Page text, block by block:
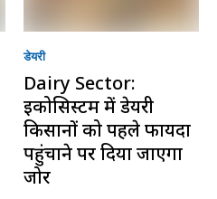
डेयरी
Dairy Sector:
इकोसिस्टम में डेयरी
किसानों को पहले फायदा
पहुंचाने पर दिया जाएगा
जोर